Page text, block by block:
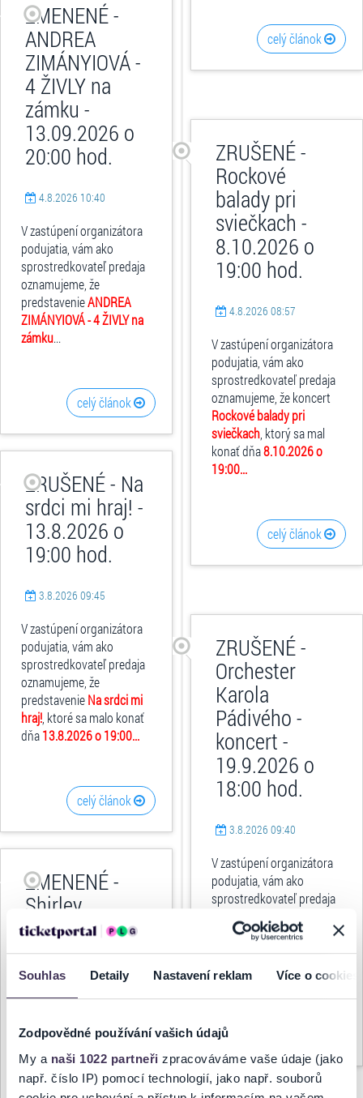
Souhlas Detaily Nastavení reklam Více o cookies
Zodpovědné používání vašich údajů
My a naši 1022 partneři zpracováváme vaše údaje (jako
např. číslo IP) pomocí technologií, jako např. souborů
celý článok
ZMENENÉ -
ANDREA
ZIMÁNYIOVÁ -
4 ŽIVLY na
zámku -
13.09.2026 o
20:00 hod.
4.8.2026 10:40
V zastúpení organizátora
podujatia, vám ako
sprostredkovateľ predaja
oznamujeme, že
predstavenieANDREA
ZIMÁNYIOVÁ - 4 ŽIVLY na
zámku...
celý článok
ZRUŠENÉ -
Rockové
balady pri
sviečkach -
8.10.2026 o
19:00 hod.
4.8.2026 08:57
V zastúpení organizátora
podujatia, vám ako
sprostredkovateľ predaja
oznamujeme, že koncert
Rockové balady pri
sviečkach , ktorý sa mal
konať dňa8.10.2026 o
19:00...
celý článok
ZRUŠENÉ - Na
srdci mi hraj! -
13.8.2026 o
19:00 hod.
3.8.2026 09:45
V zastúpení organizátora
podujatia, vám ako
sprostredkovateľ predaja
oznamujeme, že
predstavenieNa srdci mi
hraj! , ktoré sa malo konať
dňa13.8.2026 o 19:00...
celý článok
ZRUŠENÉ -
Orchester
Karola
Pádivého -
koncert -
19.9.2026 o
18:00 hod.
3.8.2026 09:40
V zastúpení organizátora
podujatia, vám ako
sprostredkovateľ predaja
Orchester Karola Pádivého
- koncert, ktorý sa mal
konať dňa
19.9.2026...
ZMENENÉ -
Shirley
Valentine –
divadelné
predstavenie -
28.11.2026 o
18:00 hod.
30.7.2026 13:40